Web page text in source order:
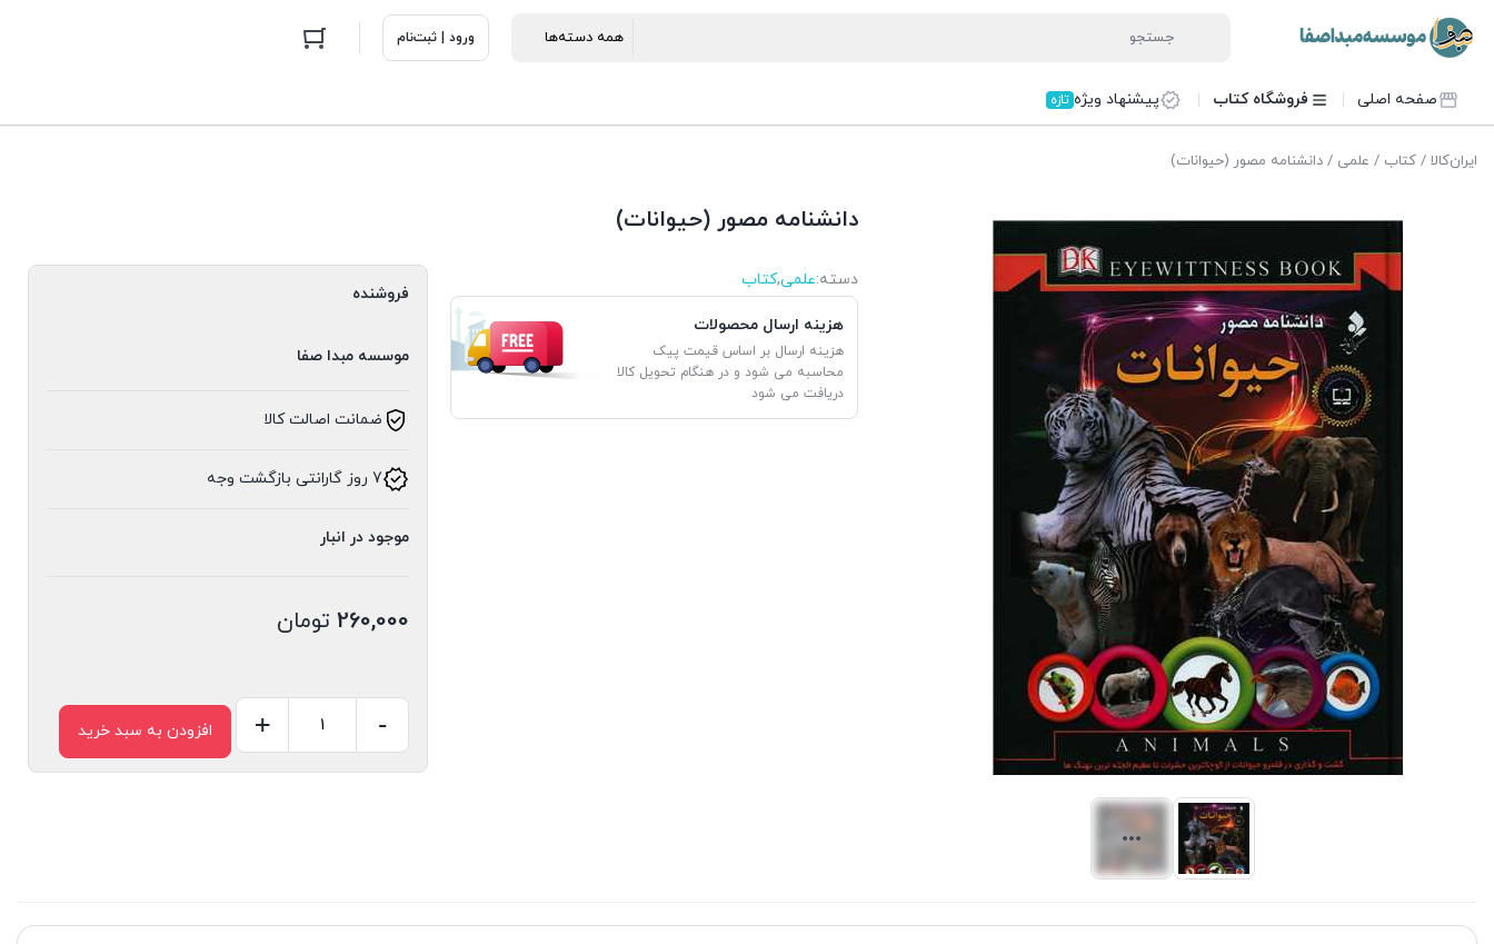
ورود | ثبت‌نام
صفحه اصلی فروشگاه کتاب پیشنهاد ویژه تازه
ایران‌کالا / کتاب / علمی / دانشنامه مصور (حیوانات)
دانشنامه مصور (حیوانات)
دسته:علمی,کتاب
هزینه ارسال محصولات
هزینه ارسال بر اساس قیمت پیک
محاسبه می شود و در هنگام تحویل کالا
دریافت می شود
فروشنده
موسسه مبدا صفا
ضمانت اصالت کالا
7 روز گارانتی بازگشت وجه
موجود در انبار
260,000 تومان
مصور
-
+ افزودن به سبد خرید